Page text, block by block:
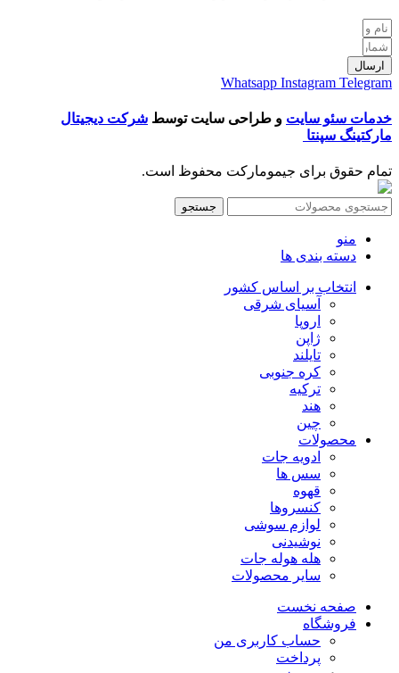
ارسال
Whatsapp Instagram Telegram
خدمات سئو سایت و طراحی سایت توسط شرکت دیجیتال
مارکتینگ سپنتا
تمام حقوق برای جیمومارکت محفوظ است.
جستجو
منو
دسته بندی ها
انتخاب بر اساس کشور
آسیای شرقی
اروپا
ژاپن
تایلند
کره جنوبی
ترکیه
هند
چین
محصولات
ادویه جات
سس ها
قهوه
کنسروها
لوازم سوشی
نوشیدنی
هله هوله جات
سایر محصولات
صفحه نخست
فروشگاه
حساب کاربری من
پرداخت